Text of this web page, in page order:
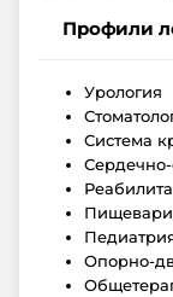
Профили
Урология
Система
Сердечно-
Опорно-